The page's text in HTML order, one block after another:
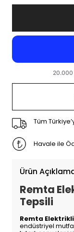
Tüm
Havale ile
Ürün
Remta
Tepsili
Remta
endüstriyel